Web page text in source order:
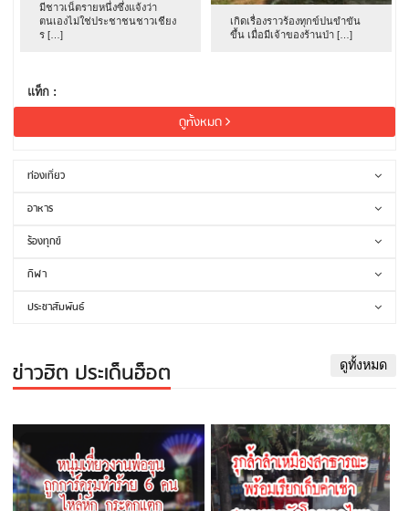
มีชาวเน็ตรายหนึ่งซึ่งแจ้งว่า
ตนเองไม่ใช่ประชาชนชาวเชียง
ร […]
เกิดเรื่องราวร้องทุกข์ปนขำขัน
ขึ้น เมื่อมีเจ้าของร้านป่า […]
แท็ก :
ดูทั้งหมด
ท่องเที่ยว
อาหาร
ร้องทุกข์
กีฬา
ประชาสัมพันธ์
ข่าวฮิต ประเด็นฮ็อต ดูทั้งหมด